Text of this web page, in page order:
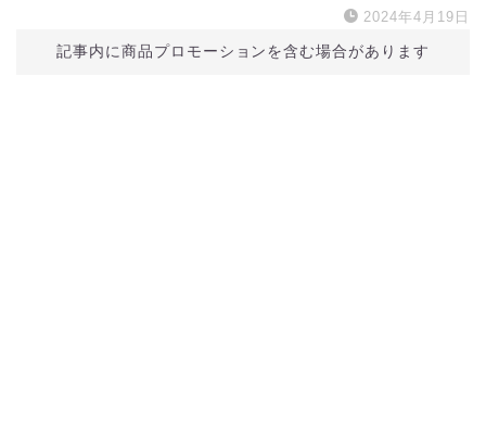
2024年4月19日
記事内に商品プロモーションを含む場合があります